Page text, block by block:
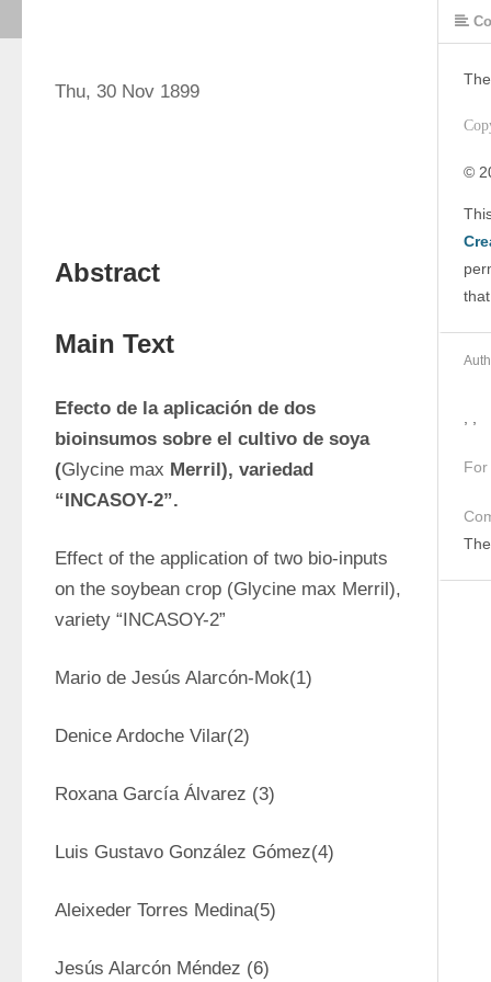
Thu, 30 Nov 1899
Abstract
Main Text
Efecto de la aplicación de dos
bioinsumos sobre el cultivo de soya
(Glycine max Merril), variedad
“INCASOY-2”.
Effect of the application of two bio-inputs
on the soybean crop (Glycine max Merril),
variety “INCASOY-2”
Mario de Jesús Alarcón-Mok(1)
Denice Ardoche Vilar(2)
Roxana García Álvarez (3)
Luis Gustavo González Gómez(4)
Aleixeder Torres Medina(5)
Jesús Alarcón Méndez (6)
©